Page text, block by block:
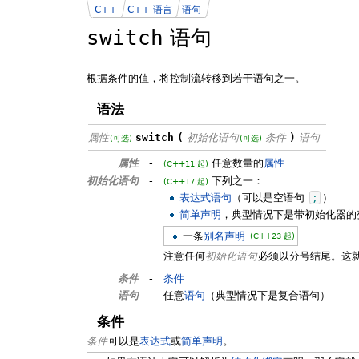
switch 语句
C++ C++ 语言 语句
根据条件的值，将控制流转移到若干语句之一。
语法
属性(可选) switch ( 初始化语句(可选) 条件 ) 语句
属性 - (C++11 起) 任意数量的 属性
初始化语句
- (C++17 起) 下列之一：
表达式语句 （可以是空语句 ;
）
简单声明 ，典型情况下是带初始化器
一条别名声明 (C++23 起)
注意任何初始化语句必须以分号结尾。这
条件
-
条件
语句
- 任意语句 （典型情况下是复合语句）
条件
条件可以是表达式或简单声明 。